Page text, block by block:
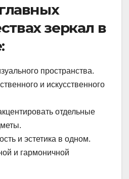
зеркал в
пространства.
и искусственного
отдельные
и эстетика в одном.
и гармоничной